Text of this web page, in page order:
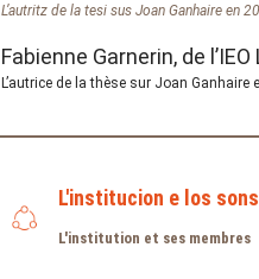
L’autritz de la tesi sus Joan Ganhaire en
Fabienne Garnerin, de
L’autrice de la thèse sur Joan
L'institucion e los
L'institution et ses membres